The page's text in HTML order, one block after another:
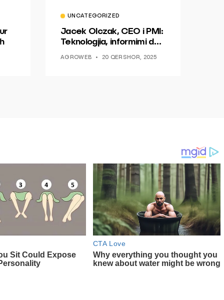
UNCATEGORIZED
Jacek Olczak, CEO i PMI:
Teknologjia, informimi dhe
AGROWEB 20 QERSHOR, 2025